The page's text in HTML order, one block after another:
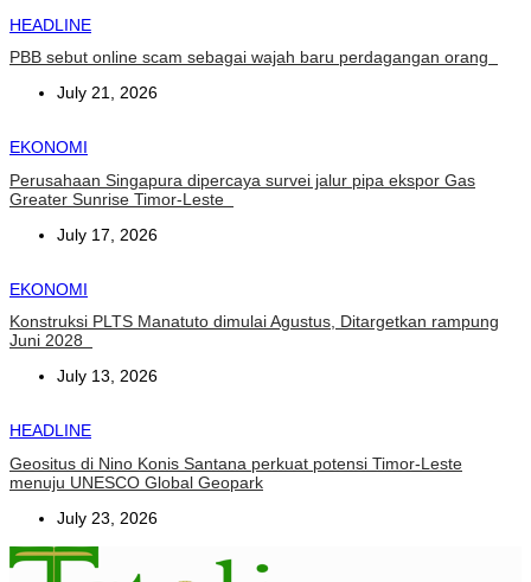
HEADLINE
PBB sebut online scam sebagai wajah baru perdagangan orang
July 21, 2026
EKONOMI
Perusahaan Singapura dipercaya survei jalur pipa ekspor Gas
Greater Sunrise Timor-Leste
July 17, 2026
EKONOMI
Konstruksi PLTS Manatuto dimulai Agustus, Ditargetkan rampung
Juni 2028
July 13, 2026
HEADLINE
Geositus di Nino Konis Santana perkuat potensi Timor-Leste
menuju UNESCO Global Geopark
July 23, 2026